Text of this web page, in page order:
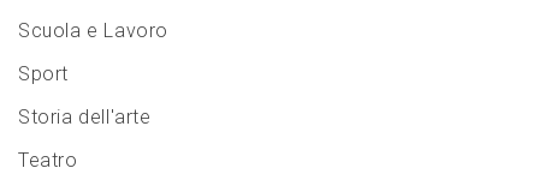
Scuola e Lavoro
Sport
Storia dell'arte
Teatro